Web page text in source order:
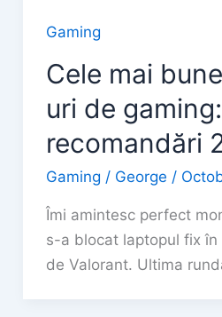
Gaming
Cele mai
uri de gaming:
recomandări
Gaming / George /
Îmi amintesc perfect
s-a blocat laptopul fix în
de Valorant. Ultima